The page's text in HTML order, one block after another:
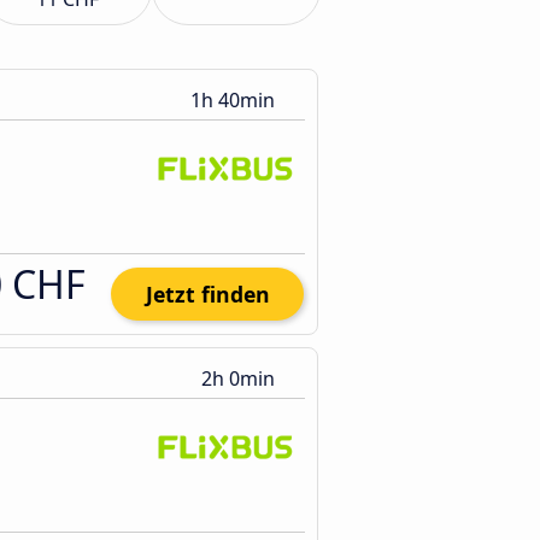
1h 40min
CHF Jetzt finden
2h 0min